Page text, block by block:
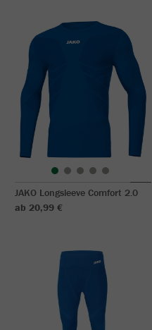
JAKO Longsleeve Comfort 2.0
ab 20,99 €